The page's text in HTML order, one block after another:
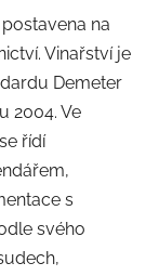
na
Vinařství je
Demeter
2004. Ve
řídí
s
svého